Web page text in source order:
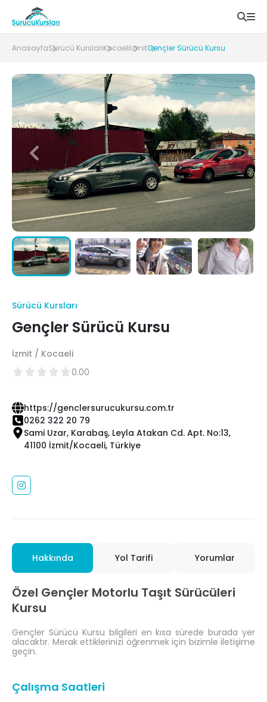
AnasayfaSürücü KurslarıKocaeliİzmitGençler Sürücü Kursu
Sürücü Kursları
Gençler Sürücü Kursu
İzmit / Kocaeli
0.00
https://genclersurucukursu.com.tr
0262 322 20 79
Sami Uzar, Karabaş, Leyla Atakan Cd. Apt. No:13,
41100 İzmit/Kocaeli, Türkiye
Hakkında Yol Tarifi Yorumlar
Özel Gençler Motorlu Taşıt Sürücüleri
Kursu
Gençler Sürücü Kursu bilgileri en kısa sürede burada yer
alacaktır. Merak ettiklerinizi öğrenmek için bizimle iletişime
geçin.
Çalışma Saatleri